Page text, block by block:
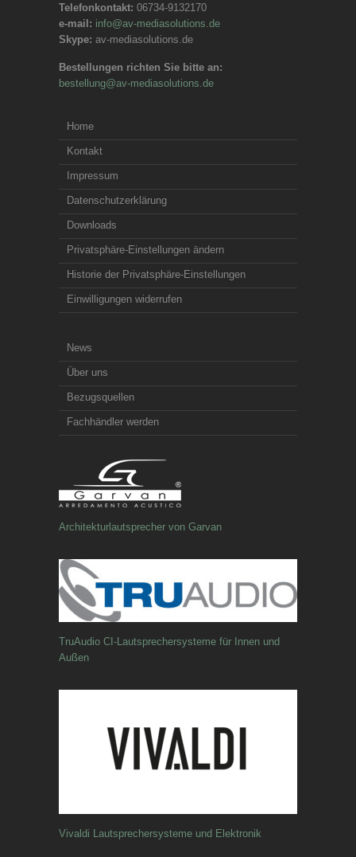
Telefonkontakt: 06734-9132170
e-mail: info@av-mediasolutions.de
Skype: av-mediasolutions.de
Bestellungen richten Sie bitte an:
bestellung@av-mediasolutions.de
Home
Kontakt
Impressum
Datenschutzerklärung
Downloads
Privatsphäre-Einstellungen ändern
Historie der Privatsphäre-Einstellungen
Einwilligungen widerrufen
News
Über uns
Bezugsquellen
Fachhändler werden
Architekturlautsprecher von Garvan
TruAudio CI-Lautsprechersysteme für Innen und
Außen
Vivaldi Lautsprechersysteme und Elektronik